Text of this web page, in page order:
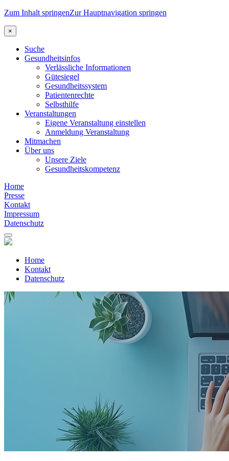
Zum Inhalt springenZur Hauptnavigation springen
×
Suche
Gesundheitsinfos
Verlässliche Informationen
Gütesiegel
Gesundheitssystem
Patientenrechte
Selbsthilfe
Veranstaltungen
Eigene Veranstaltung einstellen
Anmeldung Veranstaltung
Mitmachen
Über uns
Unsere Ziele
Gesundheitskompetenz
Home
Presse
Kontakt
Impressum
Datenschutz
Home
Kontakt
Datenschutz